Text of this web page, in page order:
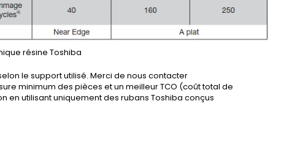
résine Toshiba
le support utilisé. Merci de nous contacter
minimum des pièces et un meilleur TCO (coût total de
en utilisant uniquement des rubans Toshiba conçus